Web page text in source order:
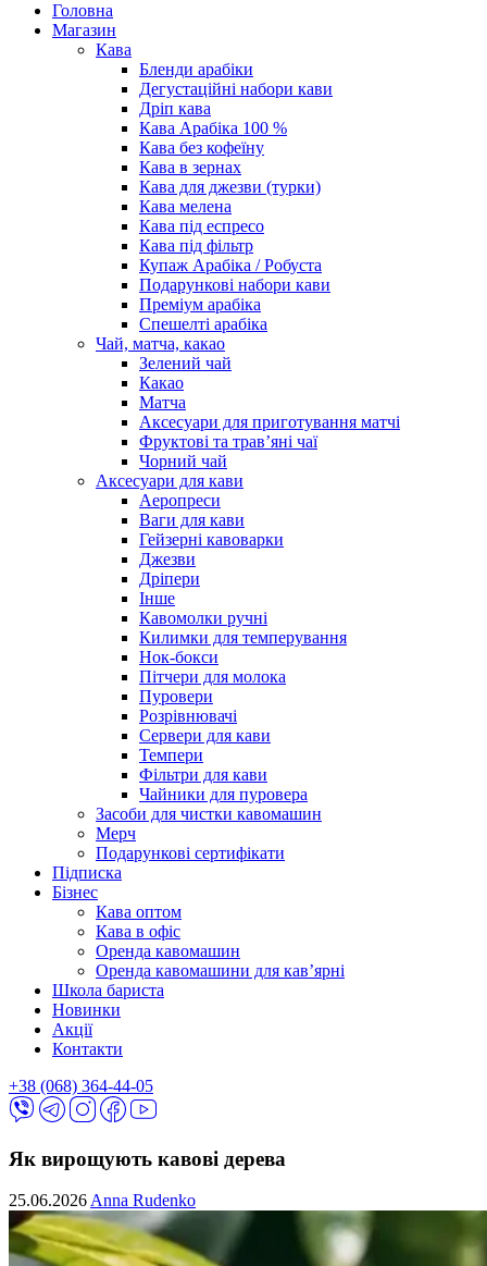
Головна
Магазин
Кава
Бленди арабіки
Дегустаційні набори кави
Дріп кава
Кава Арабіка 100 %
Кава без кофеїну
Кава в зернах
Кава для джезви (турки)
Кава мелена
Кава під еспресо
Кава під фільтр
Купаж Арабіка / Робуста
Подарункові набори кави
Преміум арабіка
Спешелті арабіка
Чай, матча, какао
Зелений чай
Какао
Матча
Аксесуари для приготування матчі
Фруктові та трав’яні чаї
Чорний чай
Аксесуари для кави
Аеропреси
Ваги для кави
Гейзерні кавоварки
Джезви
Дріпери
Інше
Кавомолки ручні
Килимки для темперування
Нок-бокси
Пітчери для молока
Пуровери
Розрівнювачі
Сервери для кави
Темпери
Фільтри для кави
Чайники для пуровера
Засоби для чистки кавомашин
Мерч
Подарункові сертифікати
Підписка
Бізнес
Кава оптом
Кава в офіс
Оренда кавомашин
Оренда кавомашини для кав’ярні
Школа бариста
Новинки
Акції
Контакти
+38 (068) 364-44-05
Як вирощують кавові дерева
25.06.2026Anna Rudenko